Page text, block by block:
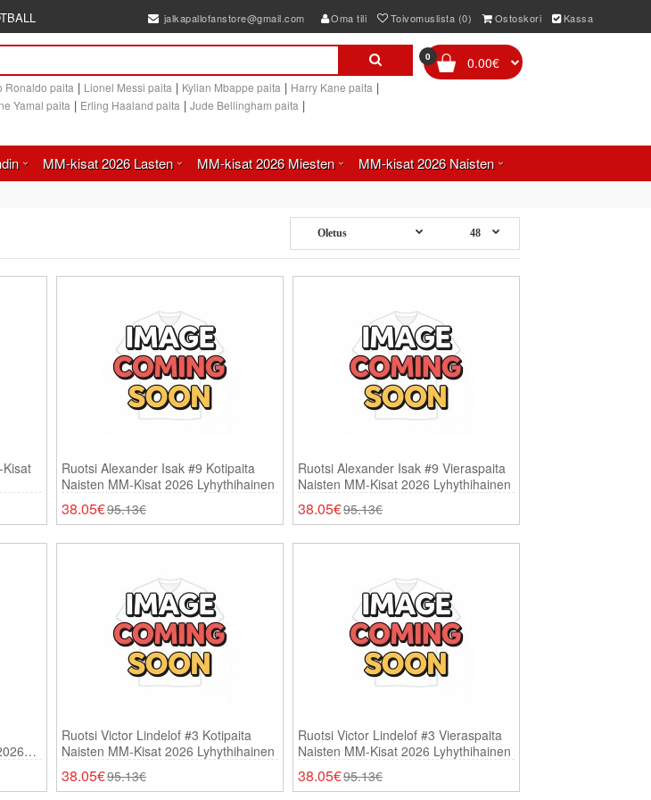
jalkapallofanstore@gmail.com Oma tili Toivomuslista (0) Ostoskori Kassa
Ronaldo paita | Lionel Messi paita | Kylian Mbappe paita | Harry Kane paita |
Yamal paita | Erling Haaland paita | Jude Bellingham paita |
0 0.00€
MM-kisat 2026 Lasten MM-kisat 2026 Miesten MM-kisat 2026 Naisten
Ruotsi Alexander Isak #9 Kotipaita
Naisten MM-Kisat 2026 Lyhythihainen
38.05€95.13€
Ruotsi Alexander Isak #9 Vieraspaita
Naisten MM-Kisat 2026 Lyhythihainen
38.05€95.13€
Ruotsi Victor Lindelof #3 Kotipaita
Naisten MM-Kisat 2026 Lyhythihainen
38.05€95.13€
Ruotsi Victor Lindelof #3 Vieraspaita
Naisten MM-Kisat 2026 Lyhythihainen
38.05€95.13€